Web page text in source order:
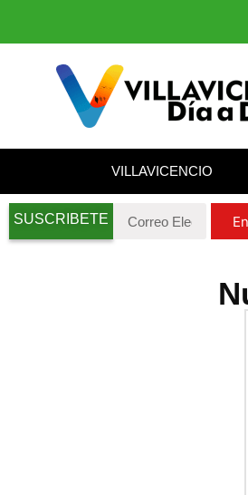
VILLAVICENCIO
SUSCRIBETE